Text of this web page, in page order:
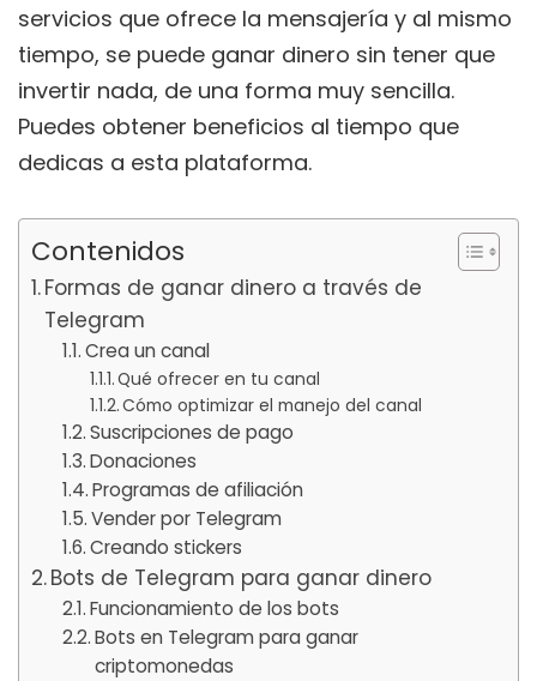
servicios que ofrece la mensajería y al mismo
tiempo, se puede ganar dinero sin tener que
invertir nada, de una forma muy sencilla.
Puedes obtener beneficios al tiempo que
dedicas a esta plataforma.
Contenidos
Formas de ganar dinero a través de
Telegram
Crea un canal
Qué ofrecer en tu canal
Cómo optimizar el manejo del canal
Suscripciones de pago
Donaciones
Programas de afiliación
Vender por Telegram
Creando stickers
Bots de Telegram para ganar dinero
Funcionamiento de los bots
Bots en Telegram para ganar
criptomonedas